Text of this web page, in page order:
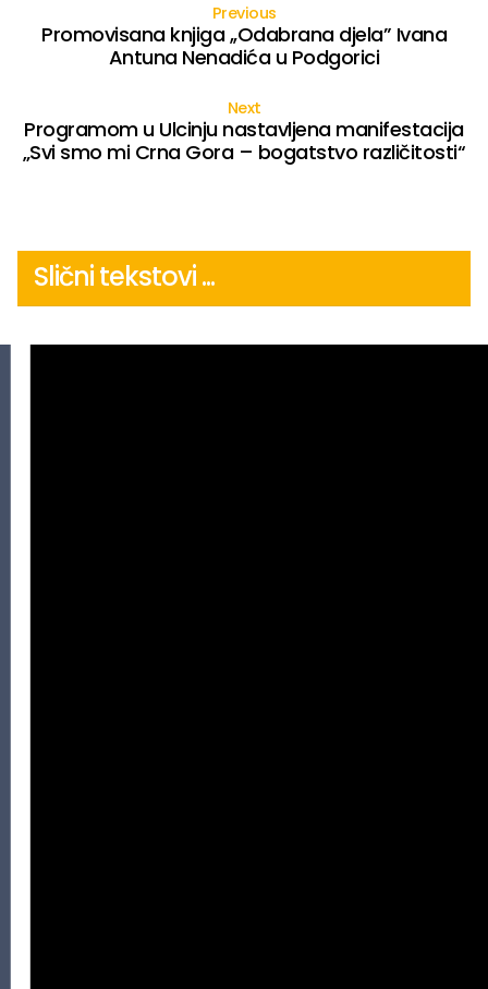
Previous
Promovisana knjiga ,,Odabrana djela” Ivana
Antuna Nenadića u Podgorici
Next
Programom u Ulcinju nastavljena manifestacija
„Svi smo mi Crna Gora – bogatstvo različitosti“
Slični tekstovi ...